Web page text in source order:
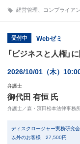
経営管理 コンプライア
受付中 Webゼミ
「ビジネスと人権」
2026/10/01（木）
弁護士
御代田 有恒 氏
弁護士／森・濱田松本法律事務
ディスクロージャー実務研
以外のお客様 27,500円